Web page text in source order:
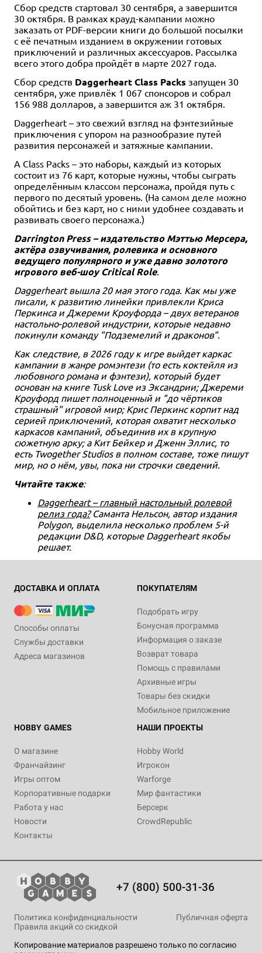
Сбор средств стартовал 30 сентября, а завершится
30 октября. В рамках крауд-кампании можно
заказать от PDF-версии книги до большой посылки
с её печатным изданием в окружении готовых
приключений и различных аксессуаров. Рассылка
всего этого добра пройдёт в марте 2027 года.
Сбор средств Daggerheart Class Packs запущен 30
сентября, уже привлёк 1 067 спонсоров и собрал
156 988 долларов, а завершится аж 31 октября.
Daggerheart – это свежий взгляд на фэнтезийные
приключения с упором на разнообразие путей
развития персонажей и затяжные кампании.
А Class Packs – это наборы, каждый из которых
состоит из 76 карт, которые нужны, чтобы сыграть
определённым классом персонажа, пройдя путь с
первого по десятый уровень. (На самом деле можно
обойтись и без карт, но с ними удобнее создавать и
развивать своего персонажа.)
Darrington Press – издательство Мэттью Мерсера,
актёра озвучивания, ролевика и основного
ведущего популярного и уже давно золотого
игрового веб-шоу Critical Role.
Daggerheart вышла 20 мая этого года. Как мы уже
писали, к развитию линейки привлекли Криса
Перкинса и Джереми Кроуфорда – двух ветеранов
настольно-ролевой индустрии, которые недавно
покинули команду "Подземелий и драконов".
Как следствие, в 2026 году к игре выйдет каркас
кампании в жанре ромэнтези (то есть коктейля из
любовного романа и фэнтези), который будет
основан на книге Tusk Love из Эксандрии; Джереми
Кроуфорд пишет полноценный и "до чёртиков
страшный" игровой мир; Крис Перкинс корпит над
серией приключений, которая охватит несколько
каркасов кампаний, объединив их в крупную
сюжетную арку; а Кит Бейкер и Дженн Эллис, то
есть Twogether Studios в полном составе, тоже пишут
мир, но о нём, увы, пока ни строчки сведений.
Читайте также:
Daggerheart – главный настольный ролевой
релиз года?Саманта Нельсон, автор издания
Polygon, выделила несколько проблем 5-й
редакции D&D, которые Daggerheart якобы
решает.
ДОСТАВКА И ОПЛАТА
Способы оплаты
Службы доставки
Адреса магазинов
ПОКУПАТЕЛЯМ
Подобрать игру
Бонусная программа
Информация о заказе
Возврат товара
Помощь с правилами
Архивные игры
Товары без скидки
Мобильное приложение
HOBBY GAMES
О магазине
Франчайзинг
Игры оптом
Корпоративные подарки
Работа у нас
Новости
Контакты
НАШИ ПРОЕКТЫ
Hobby World
Игрокон
Warforge
Мир фантастики
Берсерк
CrowdRepublic
+7 (800) 500-31-36
Копирование материалов разрешено только по согласию
Политика конфиденциальности
Публичная оферта
Правила акций со скидкой